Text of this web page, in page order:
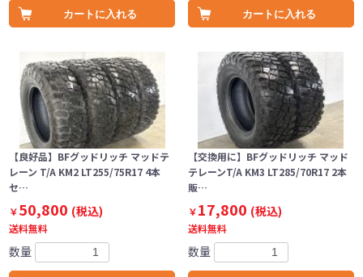
カートに入れる カートに入れる
【良好品】BFグッドリッチ マッドテ
レーン T/A KM2 LT255/75R17 4本
セ…
￥50,800 (税込)
送料無料
数量
【交換用に】BFグッドリッチ マッド
テレーンT/A KM3 LT285/70R17 2本
販…
￥17,800 (税込)
送料無料
数量